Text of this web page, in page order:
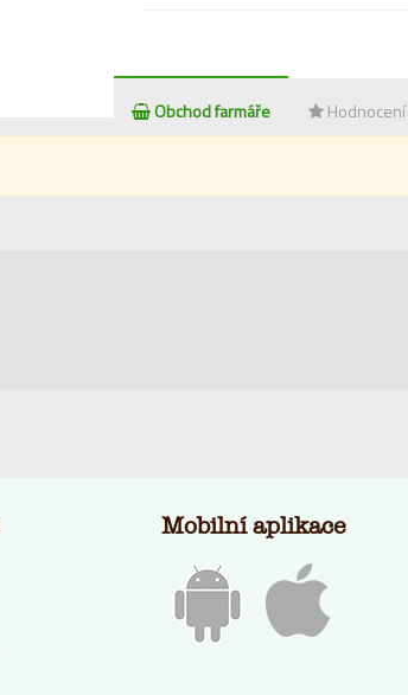
Obchod farmáře Hodnocení
Mobilní aplikace